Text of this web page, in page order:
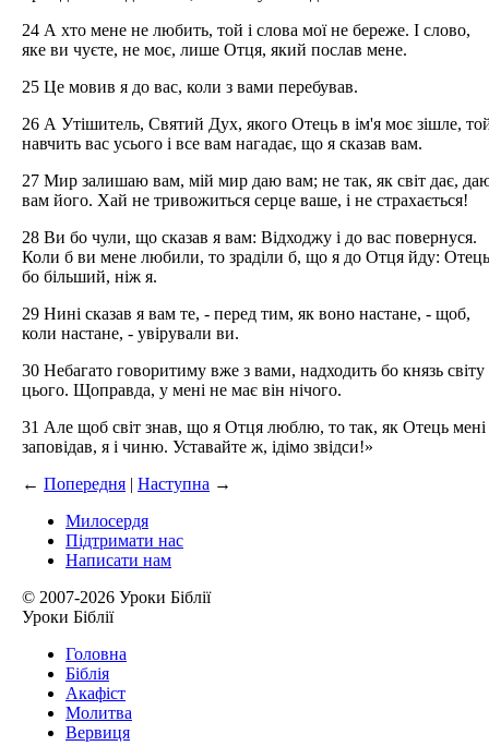
24 А хто мене не любить, той і слова мої не береже. І слово,
яке ви чуєте, не моє, лише Отця, який послав мене.
25 Це мовив я до вас, коли з вами перебував.
26 А Утішитель, Святий Дух, якого Отець в ім'я моє зішле,
навчить вас усього і все вам нагадає, що я сказав вам.
27 Мир залишаю вам, мій мир даю вам; не так, як світ дає,
вам його. Хай не тривожиться серце ваше, і не страхається!
28 Ви бо чули, що сказав я вам: Відходжу і до вас повернуся.
Коли б ви мене любили, то зраділи б, що я до Отця йду: Отець
бо більший, ніж я.
29 Нині сказав я вам те, - перед тим, як воно настане, - щоб,
коли настане, - увірували ви.
30 Небагато говоритиму вже з вами, надходить бо князь світу
цього. Щоправда, у мені не має він нічого.
31 Але щоб світ знав, що я Отця люблю, то так, як Отець мені
заповідав, я і чиню. Уставайте ж, ідімо звідси!»
← Попередня | Наступна →
Милосердя
Підтримати нас
Написати нам
© 2007-2026 Уроки Біблії
Уроки Біблії
Головна
Біблія
Акафіст
Молитва
Вервиця